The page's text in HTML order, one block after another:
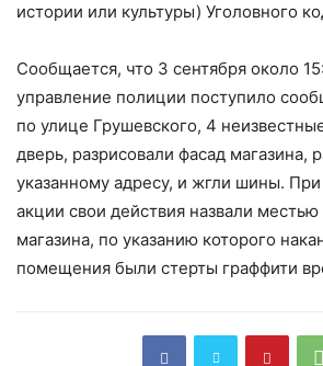
истории или культуры) Уголовного
Сообщается, что 3 сентября около
управление полиции поступило
по улице Грушевского, 4
дверь, разрисовали фасад магазина,
указанному адресу, и жгли шины. При
акции свои действия назвали
магазина, по указанию которого
помещения были стерты граффити